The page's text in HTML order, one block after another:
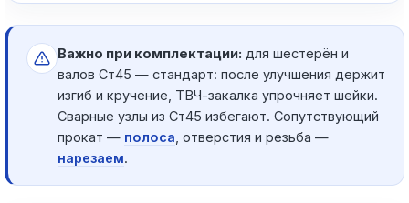
Важно при комплектации: для шестерён и
валов Ст45 — стандарт: после улучшения держит
изгиб и кручение, ТВЧ-закалка упрочняет шейки.
Сварные узлы из Ст45 избегают. Сопутствующий
прокат — полоса , отверстия и резьба —
нарезаем.